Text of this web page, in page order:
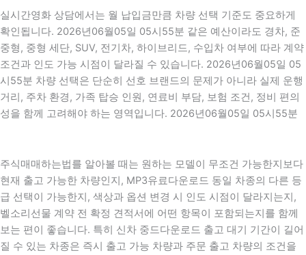
실시간영화 상담에서는 월 납입금만큼 차량 선택 기준도 중요하게
확인됩니다. 2026년06월05일 05시55분 같은 예산이라도 경차, 준
중형, 중형 세단, SUV, 전기차, 하이브리드, 수입차 여부에 따라 계약
조건과 인도 가능 시점이 달라질 수 있습니다. 2026년06월05일 05
시55분 차량 선택은 단순히 선호 브랜드의 문제가 아니라 실제 운행
거리, 주차 환경, 가족 탑승 인원, 연료비 부담, 보험 조건, 정비 편의
성을 함께 고려해야 하는 영역입니다. 2026년06월05일 05시55분
주식매매하는법를 알아볼 때는 원하는 모델이 무조건 가능한지보다
현재 출고 가능한 차량인지, MP3유료다운로드 동일 차종의 다른 등
급 선택이 가능한지, 색상과 옵션 변경 시 인도 시점이 달라지는지,
벨소리선물 계약 전 확정 견적서에 어떤 항목이 포함되는지를 함께
보는 편이 좋습니다. 특히 신차 중드다운로드 출고 대기 기간이 길어
질 수 있는 차종은 즉시 출고 가능 차량과 주문 출고 차량의 조건을